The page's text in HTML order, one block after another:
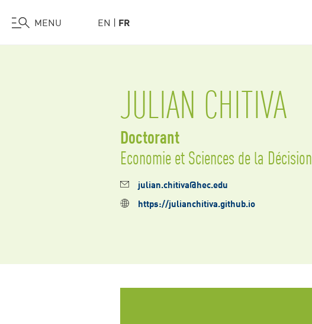
MENU EN FR
JULIAN CHITIVA
Doctorant
Economie et Sciences de la Décision
julian.chitiva@hec.edu
https://julianchitiva.github.io